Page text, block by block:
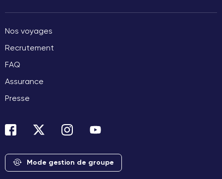
Nos voyages
Recrutement
FAQ
Assurance
Presse
Mode gestion de groupe